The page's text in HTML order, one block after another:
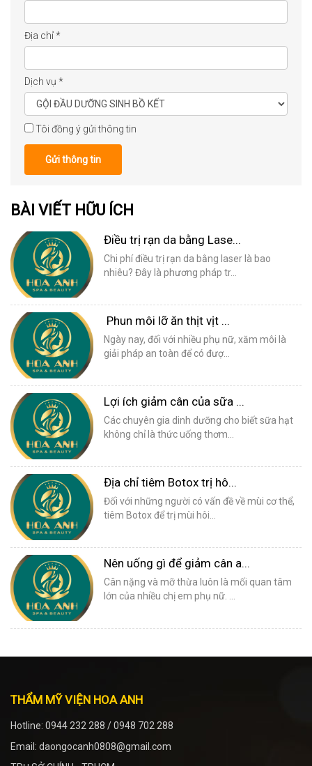
Địa chỉ*
Dịch vụ *
Tôi đồng ý gửi thông tin
Gửi thông tin
BÀI VIẾT HỮU ÍCH
Điều trị rạn da bằng Lase...
Chi phí điều trị rạn da bằng laser là bao
nhiêu? Đây là phương pháp tr...
Phun môi lỡ ăn thịt vịt ...
Ngày nay, đối với nhiều phụ nữ, xăm môi là
giải pháp an toàn để có đượ...
Lợi ích giảm cân của sữa ...
Các chuyên gia dinh dưỡng cho biết sữa hạt
không chỉ là thức uống thơm...
Địa chỉ tiêm Botox trị hô...
Đối với những người có vấn đề về mùi cơ thể,
tiêm Botox để trị mùi hôi...
Nên uống gì để giảm cân a...
Cân nặng và mỡ thừa luôn là mối quan tâm
lớn của nhiều chị em phụ nữ. ...
THẨM MỸ VIỆN HOA ANH
Hotline: 0944 232 288 / 0948 702 288
Email: daongocanh0808@gmail.com